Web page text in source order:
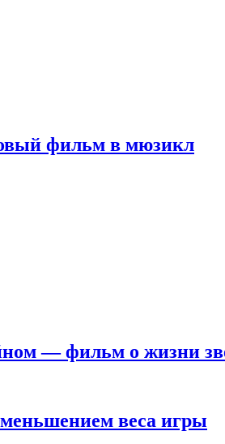
фильм в мюзикл
— фильм о жизни
веса игры